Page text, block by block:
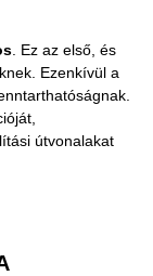
. Ez az első, és
Ezenkívül a
útvonalakat